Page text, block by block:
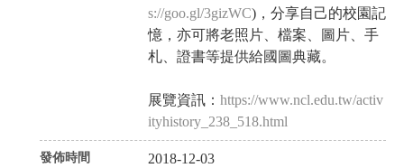
s://goo.gl/3gizWC)，分享自己的校園記
憶，亦可將老照片、檔案、圖片、手
札、證書等提供給國圖典藏。
展覽資訊： https://www.ncl.edu.tw/activ
ityhistory_238_518.html
發佈時間 2018-12-03